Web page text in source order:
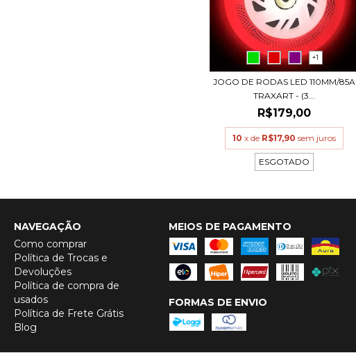
+1
JOGO DE RODAS LED 110MM/85A
TRAXART - (3...
R$179,00
10 x de R$17,90 sem juros
ESGOTADO
NAVEGAÇÃO
Como comprar
Política de Trocas e
Devoluções
Política de compra de
usados
Política de Frete Grátis
Blog
MEIOS DE PAGAMENTO
FORMAS DE ENVIO